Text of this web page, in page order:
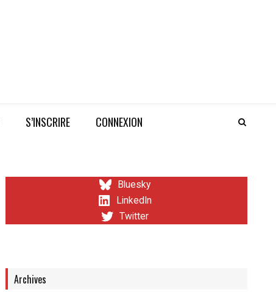
S’INSCRIRE CONNEXION
Bluesky
LinkedIn
Twitter
Archives